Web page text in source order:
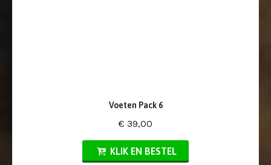
Voeten Pack 6
€ 39,00
KLIK EN BESTEL